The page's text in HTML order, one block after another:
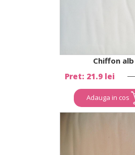
Chiffon alb
Pret: 21.9 lei
Adauga in cos